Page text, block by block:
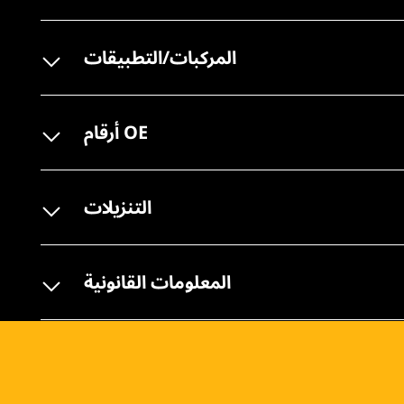
المركبات/التطبيقات
أرقام OE
التنزيلات
المعلومات القانونية